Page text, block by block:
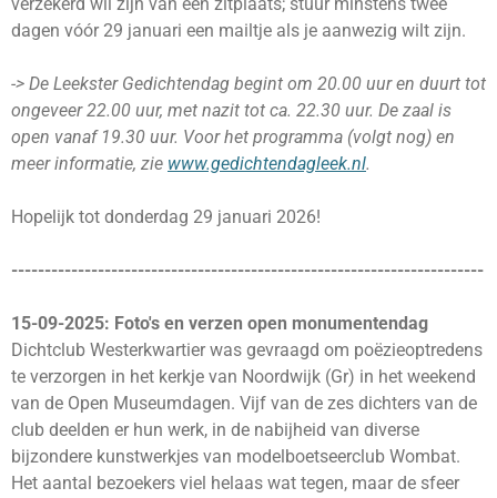
verzekerd wil zijn van een zitplaats; stuur minstens twee
dagen vóór 29 januari een mailtje als je aanwezig wilt zijn.
-> De Leekster Gedichtendag begint om 20.00 uur en duurt tot
ongeveer 22.00 uur, met nazit tot ca. 22.30 uur. De zaal is
open vanaf 19.30 uur. Voor het programma (volgt nog) en
meer informatie, zie www.gedichtendagleek.nl.
Hopelijk tot donderdag 29 januari 2026!
-----------------------------------------------------------------------
15-09-2025: Foto's en verzen open monumentendag
Dichtclub Westerkwartier was gevraagd om poëzieoptredens
te verzorgen in het kerkje van Noordwijk (Gr) in het weekend
van de Open Museumdagen. Vijf van de zes dichters van de
club deelden er hun werk, in de nabijheid van diverse
bijzondere kunstwerkjes van modelboetseerclub Wombat.
Het aantal bezoekers viel helaas wat tegen, maar de sfeer